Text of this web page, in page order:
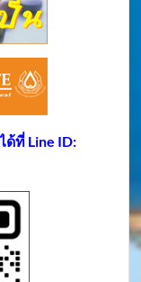
ด้ที่ Line ID: